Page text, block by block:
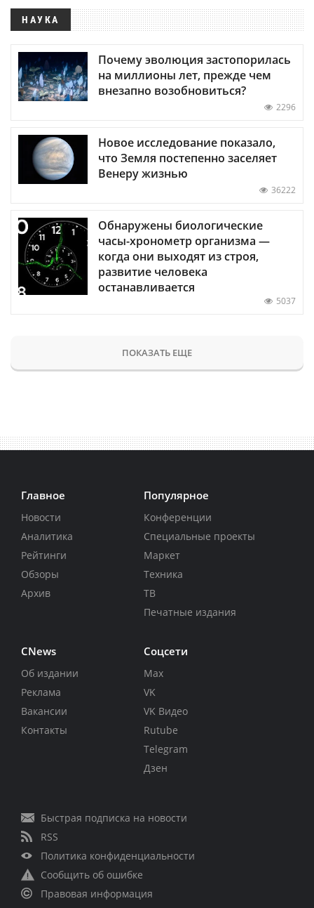
НАУКА
Почему эволюция застопорилась
на миллионы лет, прежде чем
внезапно возобновиться?
2296
Новое исследование показало,
что Земля постепенно заселяет
Венеру жизнью
36222
Обнаружены биологические
часы-хронометр организма —
когда они выходят из строя,
развитие человека
останавливается
5037
ПОКАЗАТЬ ЕЩЕ
Главное
Новости
Аналитика
Рейтинги
Обзоры
Архив
Популярное
Конференции
Специальные проекты
Маркет
Техника
ТВ
Печатные издания
CNews
Об издании
Реклама
Вакансии
Контакты
Соцсети
Max
VK
VK Видео
Rutube
Telegram
Дзен
Быстрая подписка на новости
RSS
Политика конфиденциальности
Сообщить об ошибке
Правовая информация